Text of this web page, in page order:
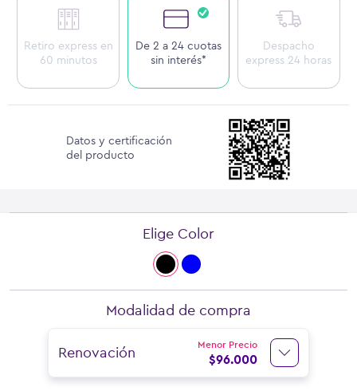
Retiro express en
60 minutos
De 2 a 24 cuotas
sin interés*
Despacho
express 24 horas
Datos y certificación
del producto
Elige Color
Modalidad de compra
Renovación Menor Precio
$96.000